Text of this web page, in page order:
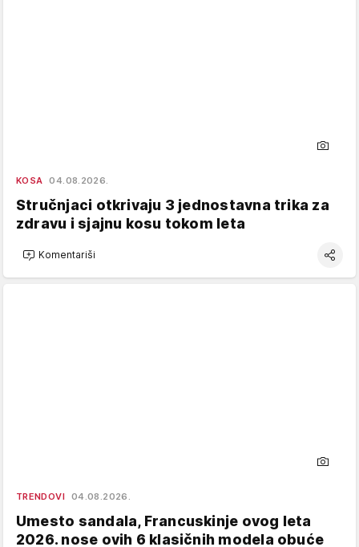
KOSA 04.08.2026.
Stručnjaci otkrivaju 3 jednostavna trika za
zdravu i sjajnu kosu tokom leta
Komentariši
TRENDOVI 04.08.2026.
Umesto sandala, Francuskinje ovog leta
2026. nose ovih 6 klasičnih modela obuće